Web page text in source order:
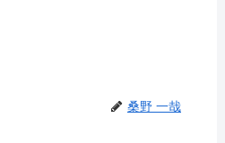
桑野 一哉